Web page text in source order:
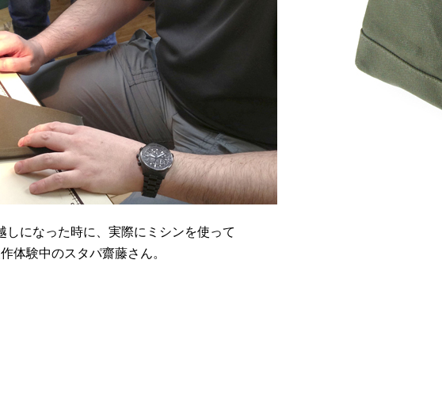
しになった時に、実際にミシンを使って
体験中のスタパ齋藤さん。